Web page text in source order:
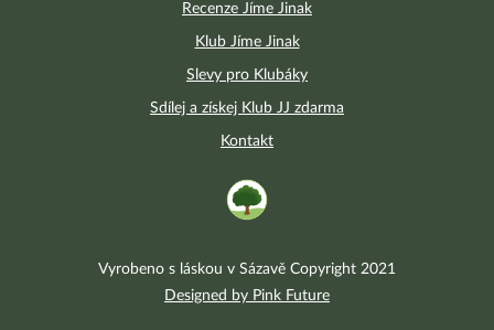
Recenze Jíme Jinak
Klub Jíme Jinak
Slevy pro Klubáky
Sdílej a získej Klub JJ zdarma
Kontakt
Vyrobeno s láskou v Sázavě Copyright 2021
Designed by Pink Future